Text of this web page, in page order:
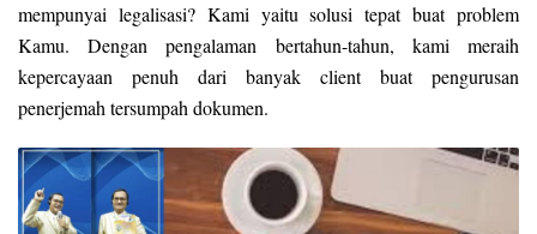
mempunyai legalisasi? Kami yaitu solusi tepat buat problem
Kamu. Dengan pengalaman bertahun-tahun, kami meraih
kepercayaan penuh dari banyak client buat pengurusan
penerjemah tersumpah dokumen.